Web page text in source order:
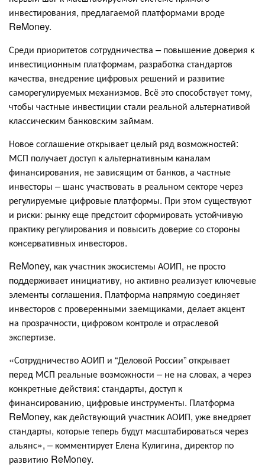
инвестирования, предлагаемой платформами вроде
ReMoney.
Среди приоритетов сотрудничества –повышение доверия к
инвестиционным платформам, разработка стандартов
качества, внедрение цифровых решений и развитие
саморегулируемых механизмов. Всё это способствует тому,
чтобы частные инвестиции стали реальной альтернативой
классическим банковским займам.
Новое соглашение открывает целый ряд возможностей:
МСП получает доступ к альтернативным каналам
финансирования, не зависящим от банков, а частные
инвесторы –шанс участвовать в реальном секторе через
регулируемые цифровые платформы. При этом существуют
и риски: рынку еще предстоит сформировать устойчивую
практику регулирования и повысить доверие со стороны
консервативных инвесторов.
ReMoney, как участник экосистемы АОИП, не просто
поддерживает инициативу, но активно реализует ключевые
элементы соглашения. Платформа напрямую соединяет
инвесторов с проверенными заемщиками, делает акцент
на прозрачности, цифровом контроле и отраслевой
экспертизе.
«Сотрудничество АОИП и “Деловой России” открывает
перед МСП реальные возможности –не на словах, а через
конкретные действия: стандарты, доступ к
финансированию, цифровые инструменты. Платформа
ReMoney, как действующий участник АОИП, уже внедряет
стандарты, которые теперь будут масштабироваться через
альянс», –комментирует Елена Кулигина, директор по
развитию ReMoney.